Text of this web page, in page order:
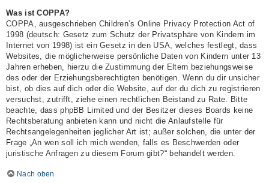
Was ist COPPA?
COPPA, ausgeschrieben Children’s Online Privacy Protection Act of
1998 (deutsch: Gesetz zum Schutz der Privatsphäre von Kindern im
Internet von 1998) ist ein Gesetz in den USA, welches festlegt, dass
Websites, die möglicherweise persönliche Daten von Kindern unter 13
Jahren erheben, hierzu die Zustimmung der Eltern beziehungsweise
des oder der Erziehungsberechtigten benötigen. Wenn du dir unsicher
bist, ob dies auf dich oder die Website, auf der du dich zu registrieren
versuchst, zutrifft, ziehe einen rechtlichen Beistand zu Rate. Bitte
beachte, dass phpBB Limited und der Besitzer dieses Boards keine
Rechtsberatung anbieten kann und nicht die Anlaufstelle für
Rechtsangelegenheiten jeglicher Art ist; außer solchen, die unter der
Frage „An wen soll ich mich wenden, falls es Beschwerden oder
juristische Anfragen zu diesem Forum gibt?“ behandelt werden.
Nach oben